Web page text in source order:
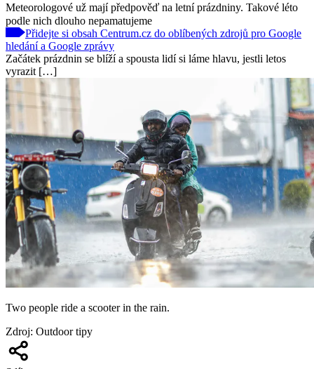
Meteorologové už mají předpověď na letní prázdniny. Takové léto
podle nich dlouho nepamatujeme
Přidejte si obsah Centrum.cz do oblíbených zdrojů pro Google
hledání a Google zprávy
Začátek prázdnin se blíží a spousta lidí si láme hlavu, jestli letos
vyrazit […]
Two people ride a scooter in the rain.
Zdroj: Outdoor tipy